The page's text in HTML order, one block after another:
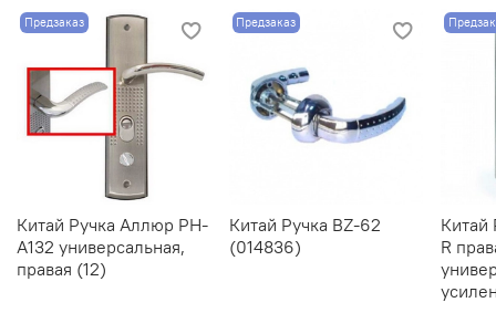
Предзаказ
Китай Ручка Аллюр РН-
А132 универсальная,
правая (12)
Предзаказ
Китай Ручка BZ-62
(014836)
Китай
R